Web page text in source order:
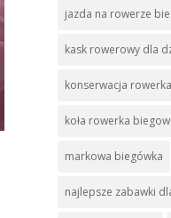
jazda na rowerze
kask rowerowy dla
konserwacja
koła rowerka
markowa biegówka
najlepsze zabawki